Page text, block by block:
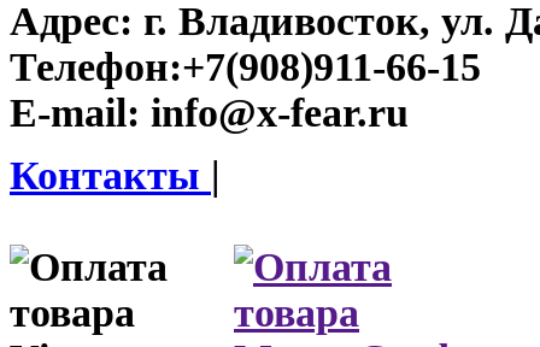
Адрес: г. Владивосток, ул.
Телефон:+7(908)911-66-15
E-mail: info@x-fear.ru
Контакты |